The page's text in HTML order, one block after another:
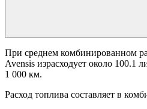
При среднем комбинированном
Avensis израсходует около 100.1
1 000 км.
Расход топлива составляет в